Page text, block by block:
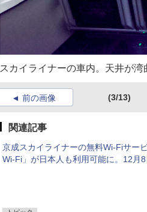
スカイライナーの車内。天井が
前の画像 (3/13)
関連記事
京成スカイライナーの無料Wi-Fiサー
Wi-Fi」が日本人も利用可能に。12月8